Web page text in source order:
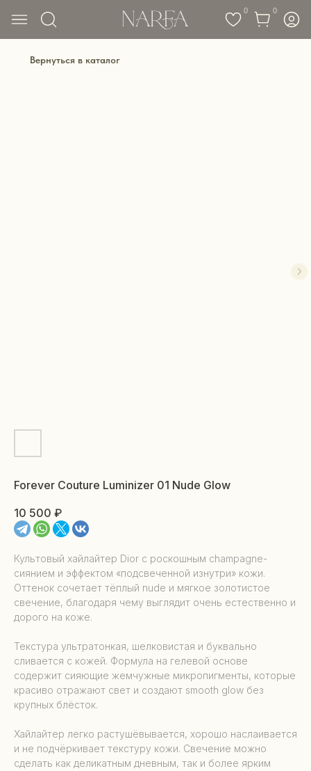
Вернуться в каталог
Forever Couture Luminizer 01 Nude Glow
10 500 ₽
Культовый хайлайтер Dior с роскошным champagne-
сиянием и эффектом «подсвеченной изнутри» кожи.
Оттенок сочетает тёплый nude и мягкое золотистое
свечение, благодаря чему выглядит очень естественно и
дорого на коже.
Текстура ультратонкая, шелковистая и буквально
сливается с кожей. Формула на гелевой основе
содержит сияющие жемчужные микропигменты, которые
красиво отражают свет и создают smooth glow без
крупных блёсток.
Хайлайтер легко растушёвывается, хорошо наслаивается
и не подчёркивает текстуру кожи. Свечение можно
сделать как деликатным дневным, так и более ярким